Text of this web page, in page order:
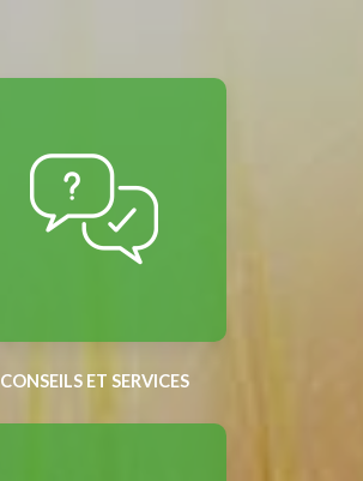
CONSEILS ET SERVICES